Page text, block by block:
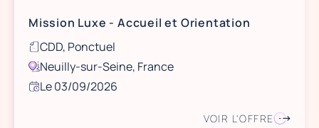
Mission Luxe - Accueil et Orientation
CDD, Ponctuel
Neuilly-sur-Seine, France
Le 03/09/2026
VOIR L'OFFRE